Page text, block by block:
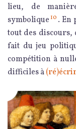
lieu, de
symbolique 10 . En
tout des discours,
fait du jeu
compétition à
difficiles à